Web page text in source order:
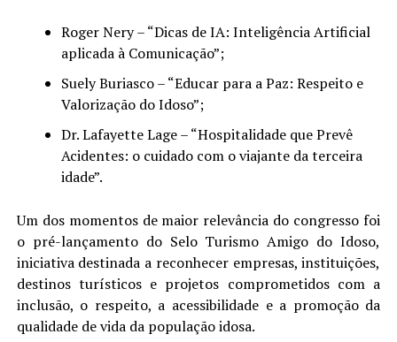
Roger Nery – “Dicas de IA: Inteligência Artificial
aplicada à Comunicação”;
Suely Buriasco – “Educar para a Paz: Respeito e
Valorização do Idoso”;
Dr. Lafayette Lage – “Hospitalidade que Prevê
Acidentes: o cuidado com o viajante da terceira
idade”.
Um dos momentos de maior relevância do congresso foi
o pré-lançamento do Selo Turismo Amigo do Idoso,
iniciativa destinada a reconhecer empresas, instituições,
destinos turísticos e projetos comprometidos com a
inclusão, o respeito, a acessibilidade e a promoção da
qualidade de vida da população idosa.